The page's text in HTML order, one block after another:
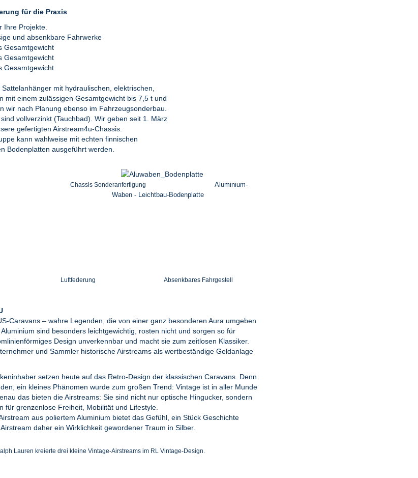
für die Praxis
Ihre Projekte.
und absenkbare Fahrwerke
Gesamtgewicht
Gesamtgewicht
Gesamtgewicht
mit hydraulischen, elektrischen,
mit einem zulässigen Gesamtgewicht bis 7,5 t und
wir nach Planung ebenso im Fahrzeugsonderbau.
vollverzinkt (Tauchbad). Wir geben seit 1. März
gefertigten Airstream4u-Chassis.
kann wahlweise mit echten finnischen
Bodenplatten ausgeführt werden.
Chassis Sonderanfertigung
Aluminium-
Waben - Leichtbau-Bodenplatte
Luftfederung Absenkbares Fahrgestell
Caravans – wahre Legenden, die von einer ganz besonderen Aura umgeben
sind besonders leichtgewichtig, rosten nicht und sorgen so für
Design unverkennbar und macht sie zum zeitlosen Klassiker.
und Sammler historische Airstreams als wertbeständige Geldanlage
setzen heute auf das Retro-Design der klassischen Caravans. Denn
ein kleines Phänomen wurde zum großen Trend: Vintage ist in aller Munde
das bieten die Airstreams: Sie sind nicht nur optische Hingucker, sondern
für grenzenlose Freiheit, Mobilität und Lifestyle.
aus poliertem Aluminium bietet das Gefühl, ein Stück Geschichte
daher ein Wirklichkeit gewordener Traum in Silber.
Lauren kreierte drei kleine Vintage-Airstreams im RL Vintage-Design.